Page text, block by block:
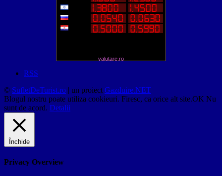
valutare.ro
RSS
© SufletDeTurist.ro | un proiect Gazduire.NET
Blogul nostru poate utiliza cookieuri. Firesc, ca orice alt site.OK Nu
sunt de acord. Detalii
Închide
Privacy Overview